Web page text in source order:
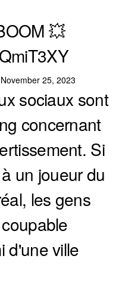
💥
November 25, 2023
sociaux sont
concernant
Si
un joueur du
les gens
d'une ville